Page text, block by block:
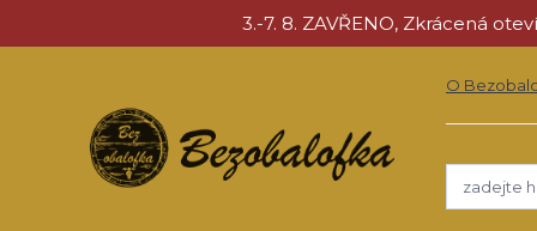
3.-7. 8. ZAVŘENO, Zkrácená
O